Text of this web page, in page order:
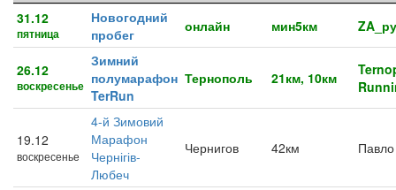
31.12
пятница
Новогодний
пробег
онлайн мин5км
26.12
воскресенье
Зимний
полумарафон
TerRun
Тернополь 21км, 10км
19.12
воскресенье
4-й Зимовий
Марафон
Чернігів-
Любеч
Чернигов 42км